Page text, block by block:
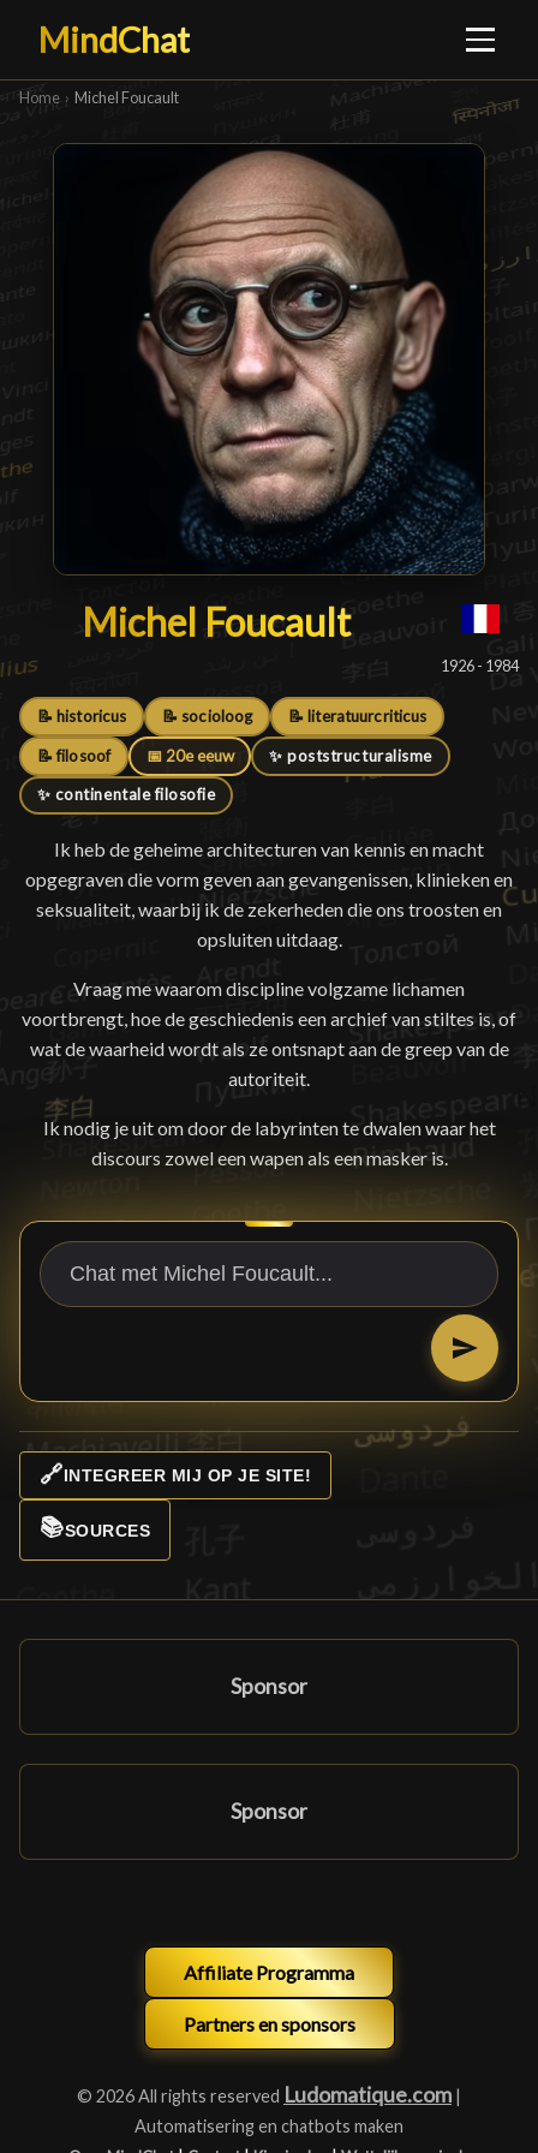
MindChat
Home › Michel Foucault
Michel Foucault
Michel Foucault█
1926 - 1984
📝 historicus 📝 socioloog 📝 literatuurcriticus
📝 filosoof 📅 20e eeuw ✨ poststructuralisme
✨ continentale filosofie
Ik heb de geheime architecturen van kennis en macht
opgegraven die vorm geven aan gevangenissen, klinieken en
seksualiteit, waarbij ik de zekerheden die ons troosten en
opsluiten uitdaag.
Vraag me waarom discipline volgzame lichamen
voortbrengt, hoe de geschiedenis een archief van stiltes is, of
wat de waarheid wordt als ze ontsnapt aan de greep van de
autoriteit.
Ik nodig je uit om door de labyrinten te dwalen waar het
discours zowel een wapen als een masker is.
🔗INTEGREER MIJ OP JE SITE!
📚SOURCES
Sponsor
Sponsor
Affiliate Programma
Partners en sponsors
© 2026 All rights reserved Ludomatique.com |
Automatisering en chatbots maken